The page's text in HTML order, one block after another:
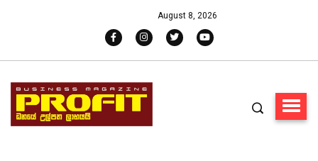
August 8, 2026